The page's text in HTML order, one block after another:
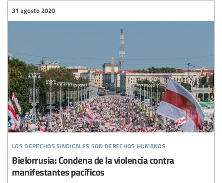
los derechos sindicales son derechos humanos
31 agosto 2020
Bielorrusia: Condena de la violencia contra
manifestantes pacíficos